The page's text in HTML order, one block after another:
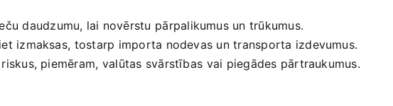
daudzumu, lai​ novērstu⁣ pārpalikumus un trūkumus.
izmaksas,⁢ tostarp importa nodevas un transporta izdevumus.
piemēram,⁤ valūtas svārstības ⁤vai piegādes pārtraukumus.